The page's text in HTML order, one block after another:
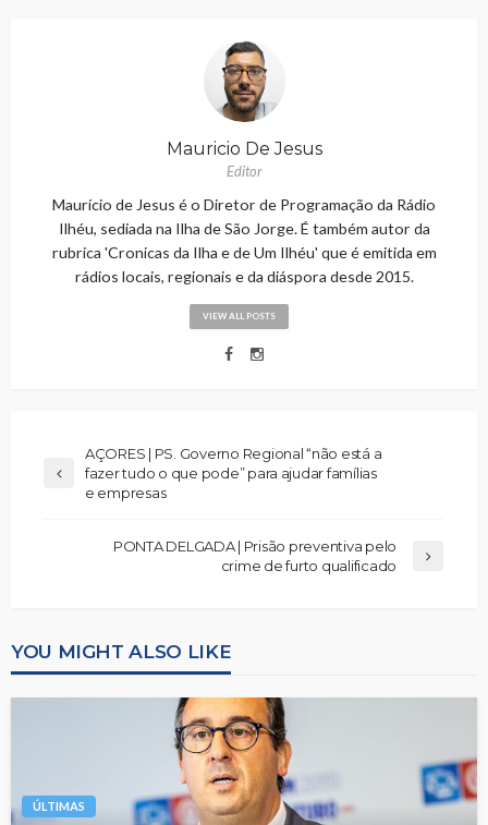
Mauricio De Jesus
Editor
Maurício de Jesus é o Diretor de Programação da Rádio
Ilhéu, sediada na Ilha de São Jorge. É também autor da
rubrica 'Cronicas da Ilha e de Um Ilhéu' que é emitida em
rádios locais, regionais e da diáspora desde 2015.
VIEW ALL POSTS
AÇORES | PS. Governo Regional “não está a
fazer tudo o que pode” para ajudar famílias
e empresas
PONTA DELGADA | Prisão preventiva pelo
crime de furto qualificado
YOU MIGHT ALSO LIKE
ÚLTIMAS